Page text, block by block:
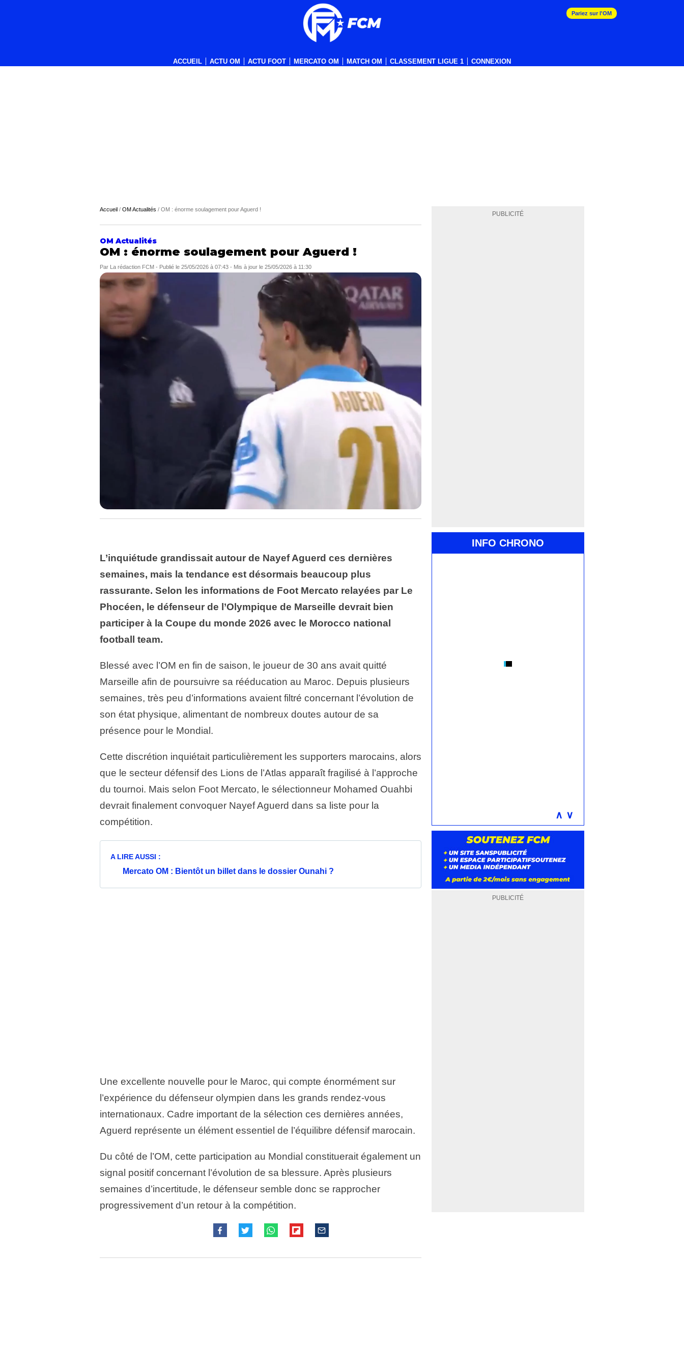
ACCUEIL ACTU OM ACTU FOOT MERCATO OM MATCH OM CLASSEMENT LIGUE 1 CONNEXION
Pariez sur l'OM
PUBLICITÉ
INFO CHRONO
∧ ∨
PUBLICITÉ
Accueil / OM Actualités / OM : énorme soulagement pour Aguerd !
OM Actualités
OM : énorme soulagement pour Aguerd !
Par La rédaction FCM - Publié le 25/05/2026 à 07:43 - Mis à jour le 25/05/2026 à 11:30
L’inquiétude grandissait autour de Nayef Aguerd ces dernières
semaines, mais la tendance est désormais beaucoup plus
rassurante. Selon les informations de Foot Mercato relayées par Le
Phocéen, le défenseur de l’Olympique de Marseille devrait bien
participer à la Coupe du monde 2026 avec le Morocco national
football team.
Blessé avec l’OM en fin de saison, le joueur de 30 ans avait quitté
Marseille afin de poursuivre sa rééducation au Maroc. Depuis plusieurs
semaines, très peu d’informations avaient filtré concernant l’évolution de
son état physique, alimentant de nombreux doutes autour de sa
présence pour le Mondial.
Cette discrétion inquiétait particulièrement les supporters marocains, alors
que le secteur défensif des Lions de l’Atlas apparaît fragilisé à l’approche
du tournoi. Mais selon Foot Mercato, le sélectionneur Mohamed Ouahbi
devrait finalement convoquer Nayef Aguerd dans sa liste pour la
compétition.
A LIRE AUSSI :
Mercato OM : Bientôt un billet dans le dossier Ounahi ?
Une excellente nouvelle pour le Maroc, qui compte énormément sur
l’expérience du défenseur olympien dans les grands rendez-vous
internationaux. Cadre important de la sélection ces dernières années,
Aguerd représente un élément essentiel de l’équilibre défensif marocain.
Du côté de l’OM, cette participation au Mondial constituerait également un
signal positif concernant l’évolution de sa blessure. Après plusieurs
semaines d’incertitude, le défenseur semble donc se rapprocher
progressivement d’un retour à la compétition.